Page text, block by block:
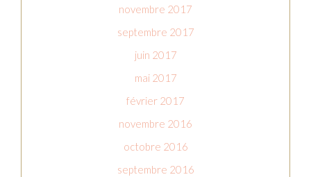
novembre 2017
septembre 2017
juin 2017
mai 2017
février 2017
novembre 2016
octobre 2016
septembre 2016